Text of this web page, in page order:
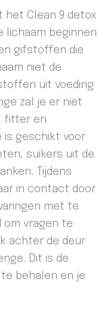
het Clean 9 detox
lichaam beginnen
gifstoffen die
niet de
uit voeding
zal je er niet
fitter en
is geschikt voor
suikers uit de
Tijdens
in contact door
met te
om vragen te
achter de deur
Dit is de
behalen en je